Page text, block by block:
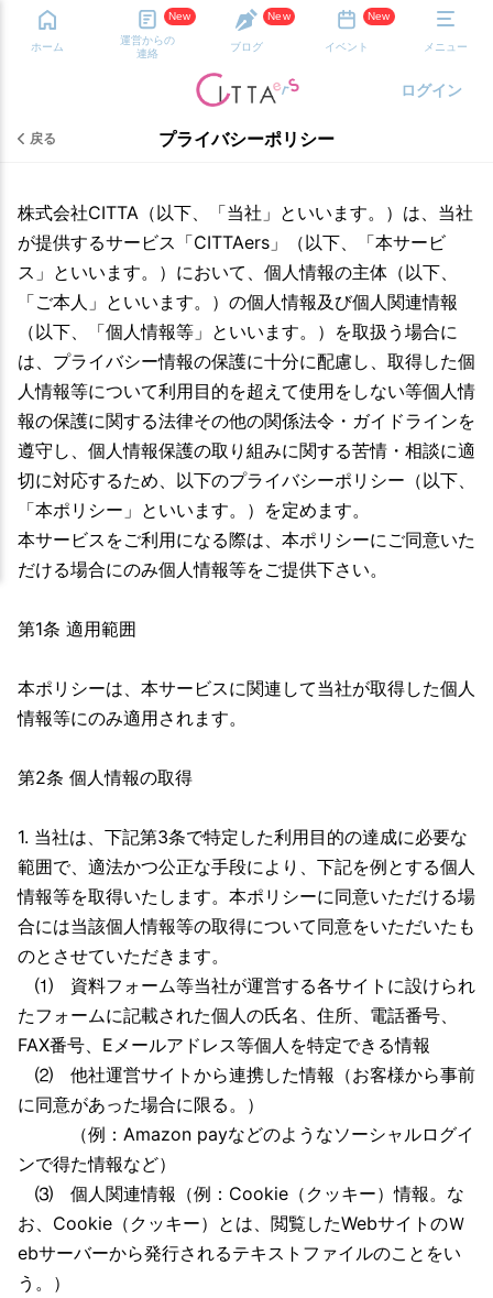
ホーム
New
運営からの
連絡
New
ブログ
New
イベント メニュー
ログイン
戻る プライバシーポリシー
株式会社CITTA（以下、「当社」といいます。）は、当社
が提供するサービス「CITTAers」（以下、「本サービ
ス」といいます。）において、個人情報の主体（以下、
「ご本人」といいます。）の個人情報及び個人関連情報
（以下、「個人情報等」といいます。）を取扱う場合に
は、プライバシー情報の保護に十分に配慮し、取得した個
人情報等について利用目的を超えて使用をしない等個人情
報の保護に関する法律その他の関係法令・ガイドラインを
遵守し、個人情報保護の取り組みに関する苦情・相談に適
切に対応するため、以下のプライバシーポリシー（以下、
「本ポリシー」といいます。）を定めます。
本サービスをご利用になる際は、本ポリシーにご同意いた
だける場合にのみ個人情報等をご提供下さい。
第1条 適用範囲
本ポリシーは、本サービスに関連して当社が取得した個人
情報等にのみ適用されます。
第2条 個人情報の取得
1. 当社は、下記第3条で特定した利用目的の達成に必要な
範囲で、適法かつ公正な手段により、下記を例とする個人
情報等を取得いたします。本ポリシーに同意いただける場
合には当該個人情報等の取得について同意をいただいたも
のとさせていただきます。
⑴ 資料フォーム等当社が運営する各サイトに設けられ
たフォームに記載された個人の氏名、住所、電話番号、
FAX番号、Eメールアドレス等個人を特定できる情報
⑵ 他社運営サイトから連携した情報（お客様から事前
に同意があった場合に限る。）
（例：Amazon payなどのようなソーシャルログイ
ンで得た情報など）
⑶ 個人関連情報（例：Cookie（クッキー）情報。な
お、Cookie（クッキー）とは、閲覧したWebサイトのＷ
ebサーバーから発行されるテキストファイルのことをい
う。）